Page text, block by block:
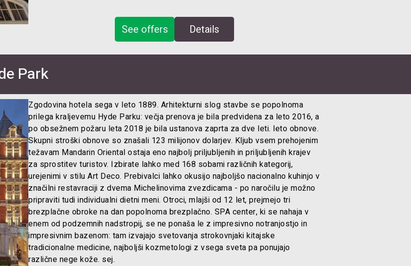
See offers Details
Park
Zgodovina hotela sega v leto 1889. Arhitekturni slog stavbe se popolnoma
prilega kraljevemu Hyde Parku: večja prenova je bila predvidena za leto 2016, a
po obsežnem požaru leta 2018 je bila ustanova zaprta za dve leti. leto obnove.
Skupni stroški obnove so znašali 123 milijonov dolarjev. Kljub vsem prehojenim
težavam Mandarin Oriental ostaja eno najbolj priljubljenih in priljubljenih krajev
za sprostitev turistov. Izbirate lahko med 168 sobami različnih kategorij,
urejenimi v stilu Art Deco. Prebivalci lahko okusijo najboljšo nacionalno kuhinjo v
značilni restavraciji z dvema Michelinovima zvezdicama - po naročilu je možno
pripraviti tudi individualni dietni meni. Otroci, mlajši od 12 let, prejmejo tri
brezplačne obroke na dan popolnoma brezplačno. SPA center, ki se nahaja v
enem od podzemnih nadstropij, se ne ponaša le z impresivno notranjostjo in
impresivnim bazenom: tam izvajajo svetovanja strokovnjaki kitajske
tradicionalne medicine, najboljši kozmetologi z vsega sveta pa ponujajo
različne nege kože. sej.